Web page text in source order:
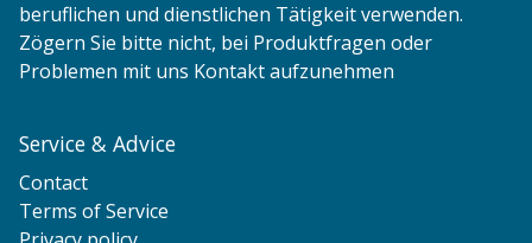
Service & Advice
Contact
Terms of Service
beruflichen und dienstlichen Tätigkeit verwenden.
Zögern Sie bitte nicht, bei Produktfragen oder
Problemen mit uns Kontakt aufzunehmen